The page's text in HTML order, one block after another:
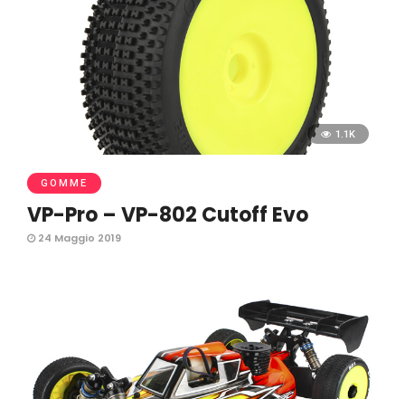
1.1K
GOMME
VP-Pro – VP-802 Cutoff Evo
24 Maggio 2019